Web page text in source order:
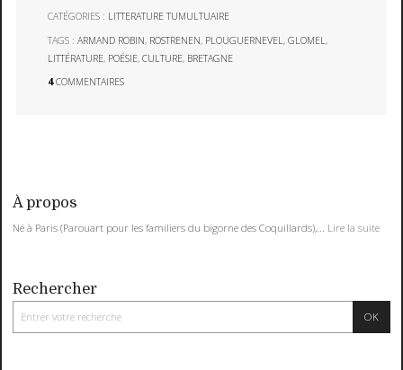
CATÉGORIES : LITTERATURE TUMULTUAIRE
TAGS :ARMAND ROBIN, ROSTRENEN, PLOUGUERNEVEL,GLOMEL,
LITTÉRATURE, POÉSIE,CULTURE, BRETAGNE
4 COMMENTAIRES
À propos
Né à Paris (Parouart pour les familiers du bigorne des Coquillards),... Lire la suite
Rechercher